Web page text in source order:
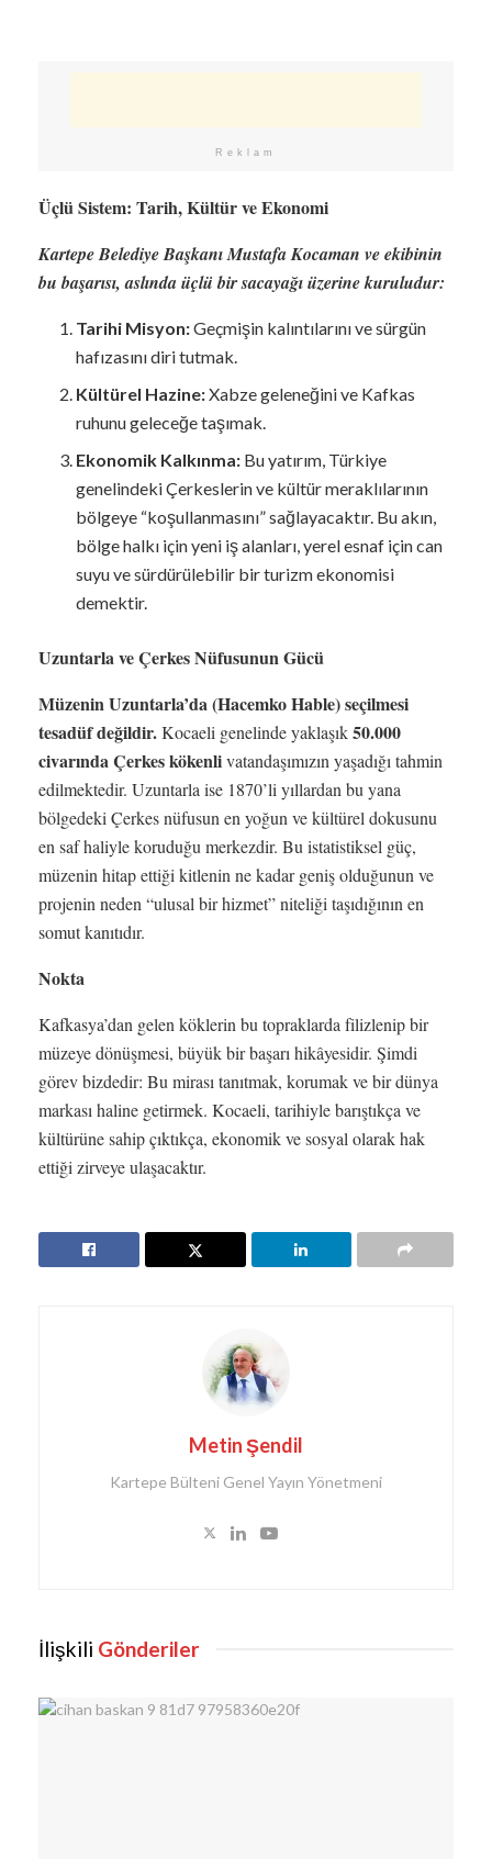
Reklam
Üçlü Sistem: Tarih, Kültür ve Ekonomi
Kartepe Belediye Başkanı Mustafa Kocaman ve ekibinin
bu başarısı, aslında üçlü bir sacayağı üzerine kuruludur:
Tarihi Misyon:Geçmişin kalıntılarını ve sürgün
hafızasını diri tutmak.
Kültürel Hazine:Xabze geleneğini ve Kafkas
ruhunu geleceğe taşımak.
Ekonomik Kalkınma: Bu yatırım, Türkiye
genelindeki Çerkeslerin ve kültür meraklılarının
bölgeye “koşullanmasını” sağlayacaktır. Bu akın,
bölge halkı için yeni iş alanları, yerel esnaf için can
suyu ve sürdürülebilir bir turizm ekonomisi
demektir.
Uzuntarla ve Çerkes Nüfusunun Gücü
Müzenin Uzuntarla’da (Hacemko Hable) seçilmesi
tesadüf değildir.Kocaeli genelinde yaklaşık50.000
civarında Çerkes kökenlivatandaşımızın yaşadığı tahmin
edilmektedir. Uzuntarla ise 1870’li yıllardan bu yana
bölgedeki Çerkes nüfusun en yoğun ve kültürel dokusunu
en saf haliyle koruduğu merkezdir. Bu istatistiksel güç,
müzenin hitap ettiği kitlenin ne kadar geniş olduğunun ve
projenin neden “ulusal bir hizmet” niteliği taşıdığının en
somut kanıtıdır.
Nokta
Kafkasya’dan gelen köklerin bu topraklarda filizlenip bir
müzeye dönüşmesi, büyük bir başarı hikâyesidir. Şimdi
görev bizdedir: Bu mirası tanıtmak, korumak ve bir dünya
markası haline getirmek. Kocaeli, tarihiyle barıştıkça ve
kültürüne sahip çıktıkça, ekonomik ve sosyal olarak hak
ettiği zirveye ulaşacaktır.
Metin Şendil
Kartepe Bülteni Genel Yayın Yönetmeni
İlişkili Gönderiler